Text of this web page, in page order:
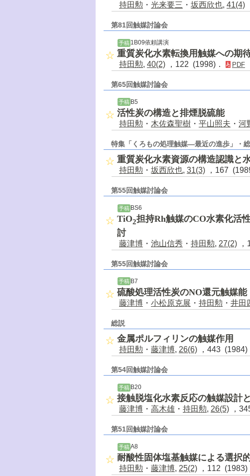
持田勲 ・ 光来要三 ・ 坂西欣也, 41(4)
第81回触媒討論会
予稿1B09依頼講演
重質炭化水素転換用触媒への期
持田勲, 40(2) ，122 (1998)． PDF
第65回触媒討論会
予稿 B5
活性炭の構造と排煙脱硫能
持田勲 ・ 木佐森聖樹 ・ 平山照夫 ・ 河
特集「くろもの処理触媒―最近の進歩」・
重質炭化水素資源の構造認識と
持田勲 ・ 坂西欣也, 31(3) ，167
第55回触媒討論会
予稿 BS6
TiO2担持Rh触媒のCO水素化活
討
藤津博 ・ 池山信秀 ・ 持田勲, 27(2)
第55回触媒討論会
予稿 B7
硫酸処理活性炭のNO還元触媒能
藤津博 ・ 小松原克展 ・ 持田勲 ・ 井田
総説
金属ポルフィリンの触媒作用
持田勲 ・ 藤津博, 26(6) ，443 (1984)
第54回触媒討論会
予稿 B20
接触脱塩化水素反応の触媒設計
藤津博 ・ 高木雄 ・ 持田勲, 26(5) ，
第51回触媒討論会
予稿A8
耐酸性固体塩基触媒による選択
持田勲 ・ 藤津博, 25(2) ，112 (1983)